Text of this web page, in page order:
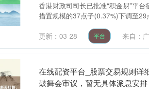
香港财政司司长已批准“积金易”平
措置规模的37点子(0.37%)下调至
更新：03-28 平台 来自：
在线配资平台_股票交易规则详
鼓舞会审议，暂无具体派息安排